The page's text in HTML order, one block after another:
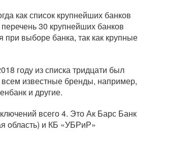
как список крупнейших банков
30 крупнейших банков
выборе банка, так как крупные
году из списка тридцати был
известные бренды, например,
и другие.
всего 4. Это Ак Барс Банк
область) и КБ «УБРиР»